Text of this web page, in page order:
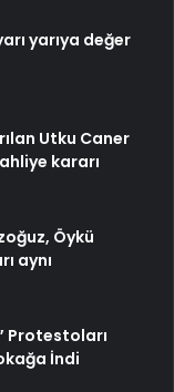
yarıya değer
Utku Caner
kararı
Öykü
aynı
Protestoları
İndi